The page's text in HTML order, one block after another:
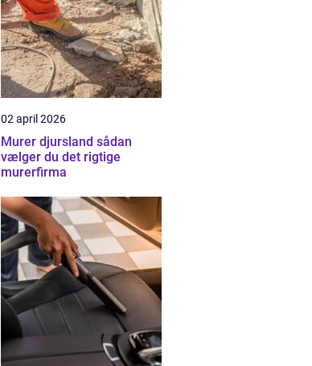
02 april 2026
Murer djursland sådan
vælger du det rigtige
murerfirma